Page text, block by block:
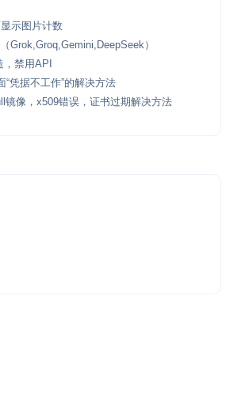
示图片计数
Grok,Groq,Gemini,DeepSeek）
，禁用API
“凭据不工作”的解决方法
镜像，x509错误，证书过期解决方法